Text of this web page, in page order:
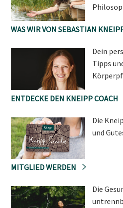
WAS WIR VON SEBASTIAN
Dein
Tipps
ENTDECKE DEN KNEIPP COACH
Die
und
MITGLIED WERDEN
Die